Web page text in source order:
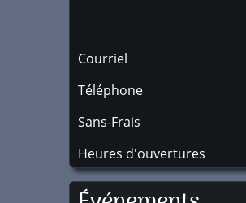
Courriel
Téléphone
Sans-Frais
Heures d'ouvertures